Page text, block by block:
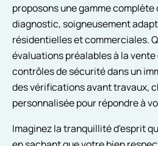
proposons une gamme complète
diagnostic, soigneusement
résidentielles et commerciales.
évaluations préalables à la
contrôles de sécurité dans un
des vérifications avant travaux,
personnalisée pour répondre à
Imaginez la tranquillité d'esprit